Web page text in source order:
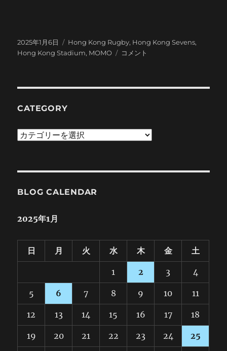
投
稿
2025年1月6日
カ
テ
Hong Kong Rugby, Hong Kong Sevens,
Hong Kong Stadium, MOMO
你
コメント
CATEGORY
Category
BLOG CALENDAR
2025年1月
日 月 火 水 木 金 土
1 2 3 4
5 6 7 8 9 10 11
12 13 14 15 16 17 18
19 20 21 22 23 24 25